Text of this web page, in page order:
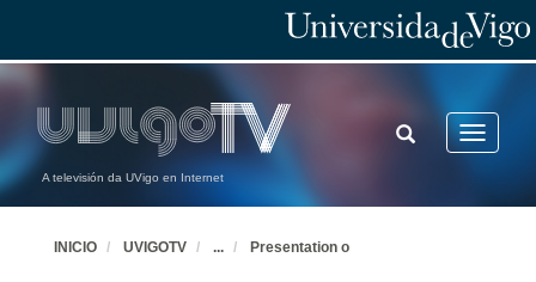
A televisión da UVigo en Internet
Toggle
TOGGLE
SEARCH
INICIO UVIGOTV ... Presentation o